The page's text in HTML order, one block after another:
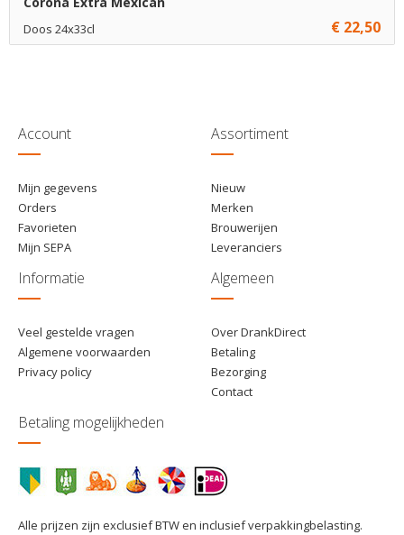
Doos 24x33cl € 22,50
€ 21,50 Toevoegen
Account
Mijn gegevens
Orders
Favorieten
Mijn SEPA
Assortiment
Nieuw
Merken
Brouwerijen
Leveranciers
Informatie
Veel gestelde vragen
Algemene voorwaarden
Privacy policy
Algemeen
Over DrankDirect
Betaling
Bezorging
Contact
Betaling mogelijkheden
Alle prijzen zijn exclusief BTW en inclusief verpakkingbelasting.